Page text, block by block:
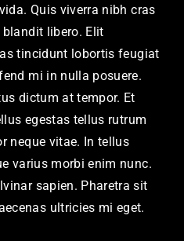
Quis viverra nibh cras
libero. Elit
tincidunt lobortis feugiat
mi in nulla posuere.
dictum at tempor. Et
egestas tellus rutrum
neque vitae. In tellus
varius morbi enim nunc.
sapien. Pharetra sit
ultricies mi eget.